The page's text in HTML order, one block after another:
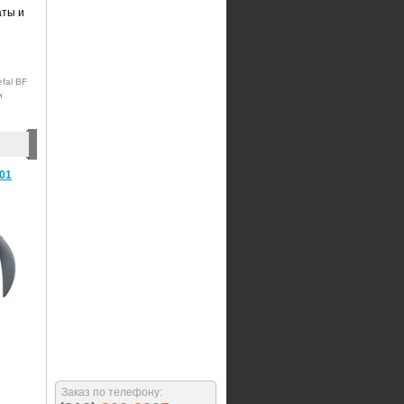
и
BF
Заказ по телефону: